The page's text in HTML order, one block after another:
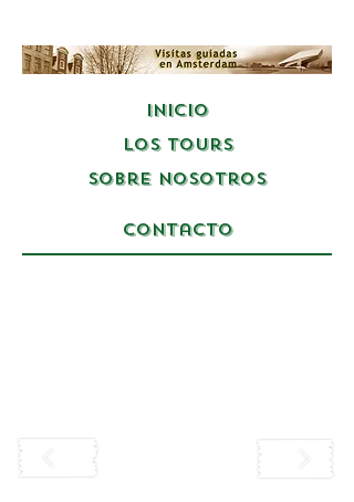
Inicio
Los Tours
Sobre Nosotros
Contacto